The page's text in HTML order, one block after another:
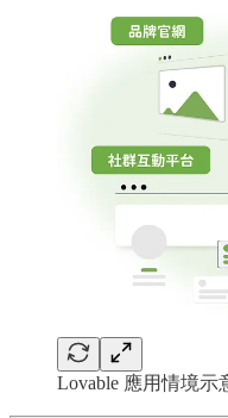
Lovable 應用情境示